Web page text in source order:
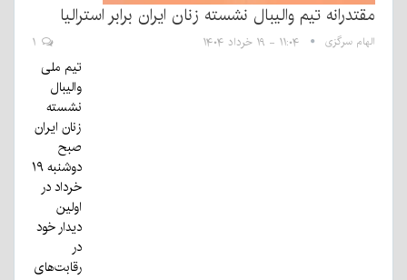
مقتدرانه تیم والیبال نشسته زنان ایران برابر استرالیا
الهام سرگزی ۱۱:۰۴ - ۱۹ خرداد ۱۴۰۴
تیم ملی
والیبال
نشسته
زنان ایران
صبح
دوشنبه ۱۹
خرداد در
اولین
دیدار خود
در
رقابت‌های